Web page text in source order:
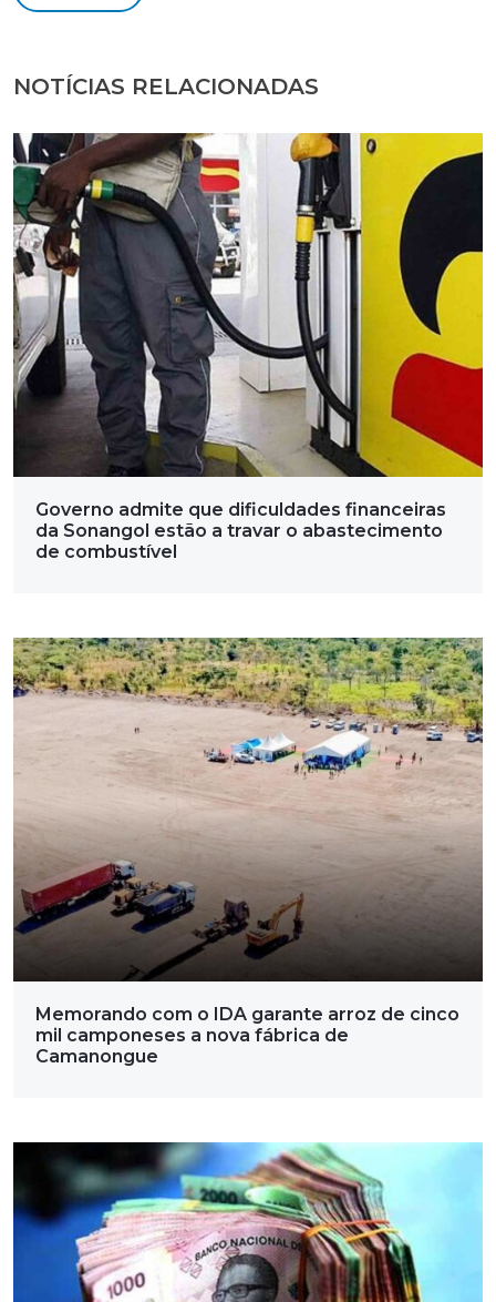
NOTÍCIAS RELACIONADAS
Governo admite que dificuldades financeiras
da Sonangol estão a travar o abastecimento
de combustível
Memorando com o IDA garante arroz de cinco
mil camponeses a nova fábrica de
Camanongue